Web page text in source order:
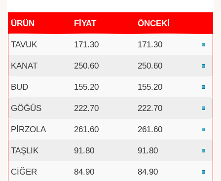
ÜRÜN FİYAT ÖNCEKİ
TAVUK 171.30 171.30
KANAT 250.60 250.60
BUD 155.20 155.20
GÖĞÜS 222.70 222.70
PİRZOLA 261.60 261.60
TAŞLIK 91.80 91.80
CİĞER 84.90 84.90